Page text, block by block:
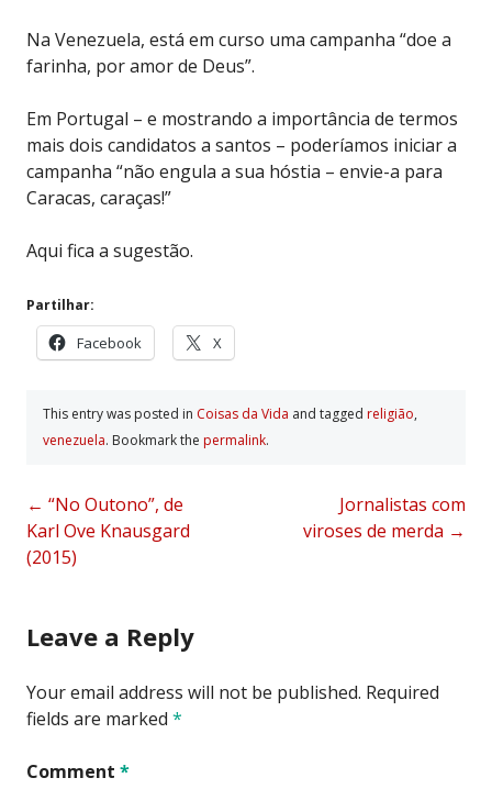
Na Venezuela, está em curso uma campanha “doe a
farinha, por amor de Deus”.
Em Portugal – e mostrando a importância de termos
mais dois candidatos a santos – poderíamos iniciar a
campanha “não engula a sua hóstia – envie-a para
Caracas, caraças!”
Aqui fica a sugestão.
Partilhar:
Facebook X
This entry was posted in Coisas da Vida and tagged religião,
venezuela. Bookmark the permalink.
Post
navigation
← “No Outono”, de
Karl Ove Knausgard
(2015)
Jornalistas com
viroses de merda →
Leave a Reply
Your email address will not be published. Required
fields are marked *
Comment *